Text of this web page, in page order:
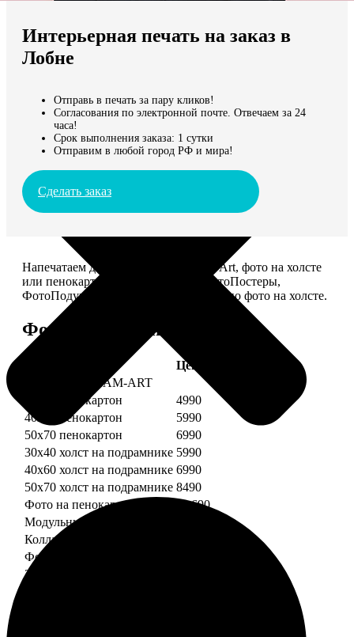
Мы доставляем по всему миру
Продолжить без города
Интерьерная печать на заказ в
Лобне
Отправь в печать за пару кликов!
Согласования по электронной почте. Отвечаем за 24
часа!
Срок выполнения заказа: 1 сутки
Отправим в любой город РФ и мира!
Сделать заказ
Напечатаем для вас картины Dream-Art, фото на холсте
или пенокартоне, ФотоМозаику, ФотоПостеры,
ФотоПодушки или напишем портрет по фото на холсте.
Форматы и цены
Цена, руб.
Картины DREAM-ART
30х40 пенокартон
4990
40х60 пенокартон
5990
50х70 пенокартон
6990
30х40 холст на подрамнике 5990
40х60 холст на подрамнике 6990
50х70 холст на подрамнике 8490
Фото на пенокартоне
от 690
Модульный пенокартон
Коллаж на пенокартоне
ФотоМозаика
30х40 пенокартон